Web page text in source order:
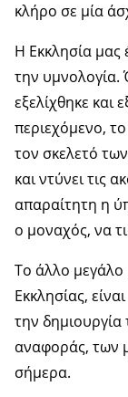
κλήρο σε μία
Η Εκκλησία μας
την υμνολογία.
εξελίχθηκε και
περιεχόμενο,
τον σκελετό
και ντύνει τις
απαραίτητη η
ο μοναχός, να
Το άλλο μεγάλο
Εκκλησίας,
την δημιουργία
αναφοράς, των
σήμερα.